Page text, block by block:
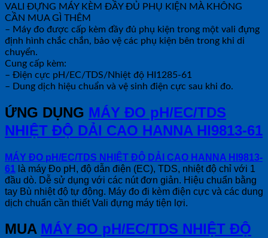
VALI ĐỰNG MÁY KÈM ĐẦY ĐỦ PHỤ KIỆN MÀ KHÔNG
CẦN MUA GÌ THÊM
– Máy đo được cấp kèm đầy đủ phụ kiện trong một vali đựng
định hình chắc chắn, bảo vệ các phụ kiện bên trong khi di
chuyển.
Cung cấp kèm:
– Điện cực pH/EC/TDS/Nhiệt độ HI1285-61
– Dung dịch hiệu chuẩn và vệ sinh điện cực sau khi đo.
ỨNG DỤNG MÁY ĐO pH/EC/TDS
NHIỆT ĐỘ DẢI CAO HANNA HI9813-61
MÁY ĐO pH/EC/TDS NHIỆT ĐỘ DẢI CAO HANNA HI9813-
61 là máy Đo pH, độ dẫn điện (EC), TDS, nhiệt độ chỉ với 1
đầu dò. Dễ sử dụng với các nút đơn giản. Hiệu chuẩn bằng
tay Bù nhiệt độ tự động. Máy đo đi kèm điện cực và các dung
dịch chuẩn cần thiết Vali đựng máy tiện lợi.
MUA MÁY ĐO pH/EC/TDS NHIỆT ĐỘ